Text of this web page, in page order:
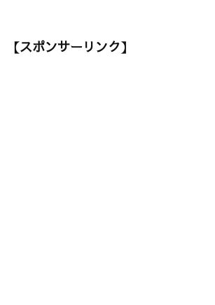
【スポンサーリンク】